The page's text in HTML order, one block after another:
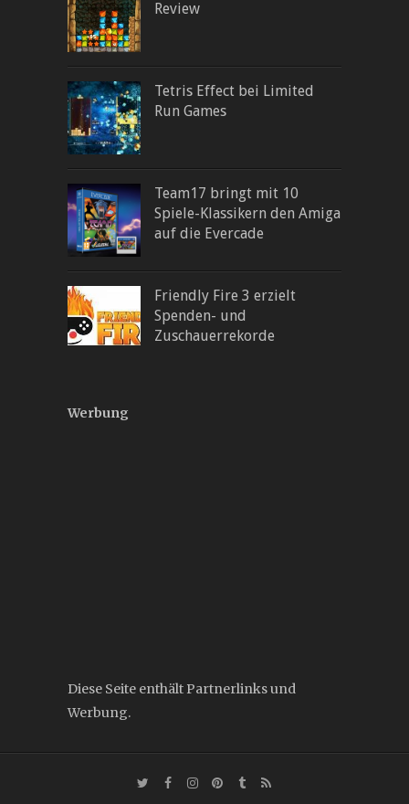
Review
Tetris Effect bei Limited
Run Games
Team17 bringt mit 10
Spiele-Klassikern den Amiga
auf die Evercade
Friendly Fire 3 erzielt
Spenden- und
Zuschauerrekorde
Werbung
Diese Seite enthält Partnerlinks und
Werbung.